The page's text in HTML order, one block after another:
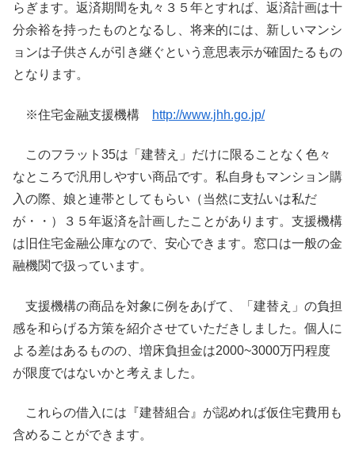
らぎます。返済期間を丸々３５年とすれば、返済計画は十
分余裕を持ったものとなるし、将来的には、新しいマンシ
ョンは子供さんが引き継ぐという意思表示が確固たるもの
となります。
※住宅金融支援機構 http://www.jhh.go.jp/
このフラット35は「建替え」だけに限ることなく色々
なところで汎用しやすい商品です。私自身もマンション購
入の際、娘と連帯としてもらい（当然に支払いは私だ
が・・）３５年返済を計画したことがあります。支援機構
は旧住宅金融公庫なので、安心できます。窓口は一般の金
融機関で扱っています。
支援機構の商品を対象に例をあげて、「建替え」の負担
感を和らげる方策を紹介させていただきしました。個人に
よる差はあるものの、増床負担金は2000~3000万円程度
が限度ではないかと考えました。
これらの借入には『建替組合』が認めれば仮住宅費用も
含めることができます。